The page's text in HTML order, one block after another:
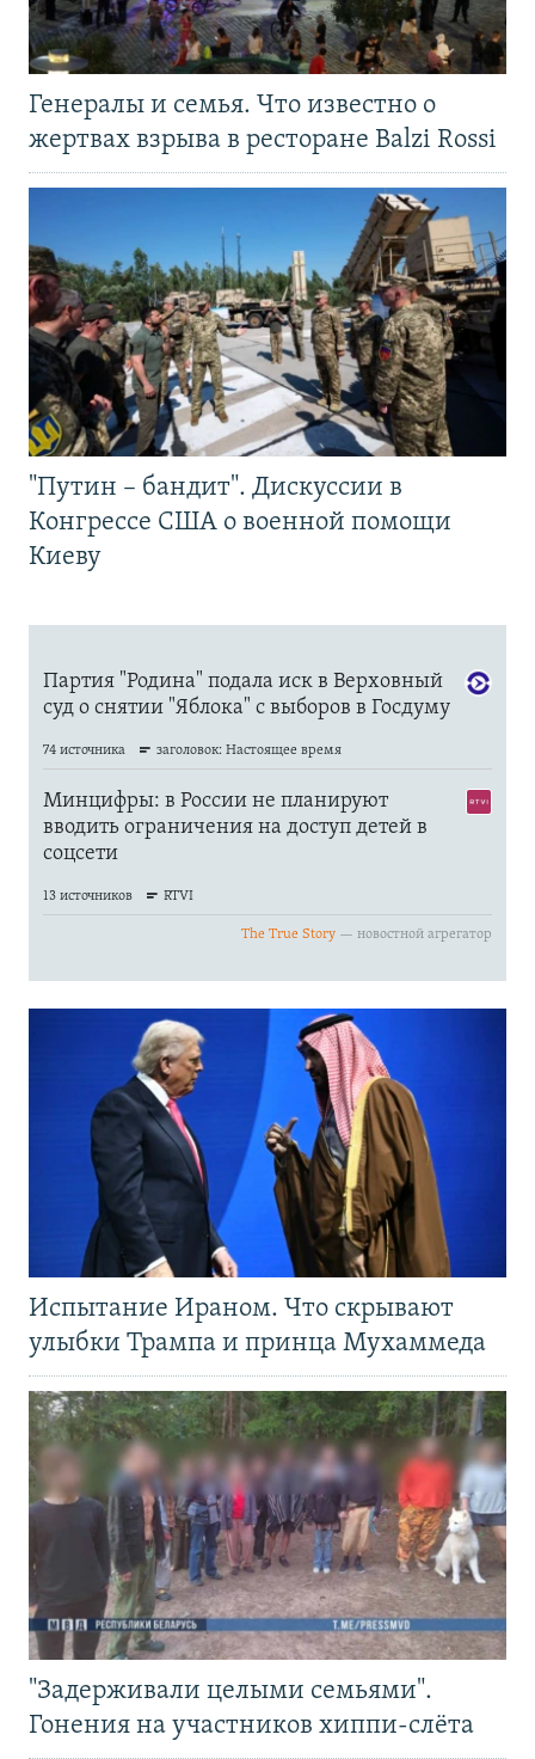
Генералы и семья. Что известно о
жертвах взрыва в ресторане Balzi Rossi
"Путин – бандит". Дискуссии в
Конгрессе США о военной помощи
Киеву
Испытание Ираном. Что скрывают
улыбки Трампа и принца Мухаммеда
"Задерживали целыми семьями".
Гонения на участников хиппи-слёта